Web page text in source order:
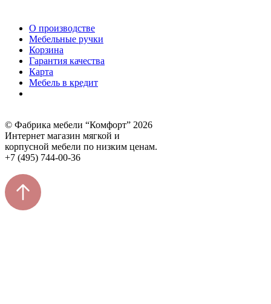
О производстве
Мебельные ручки
Корзина
Гарантия качества
Карта
Мебель в кредит
© Фабрика мебели “Комфорт” 2026
Интернет магазин мягкой и
корпусной мебели по низким ценам.
+7 (495) 744-00-36